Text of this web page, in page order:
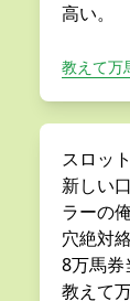
高い。
教えて万
スロッ
新しい
ラーの
穴絶対
8万馬券
教えて